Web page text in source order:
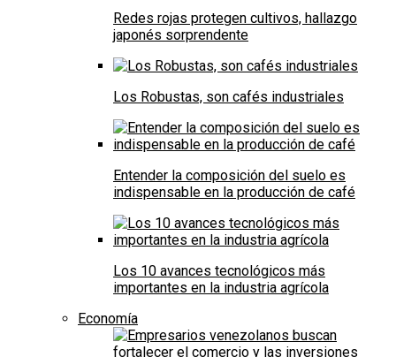
Redes rojas protegen cultivos, hallazgo
japonés sorprendente
Los Robustas, son cafés industriales
Entender la composición del suelo es
indispensable en la producción de café
Los 10 avances tecnológicos más
importantes en la industria agrícola
Economía